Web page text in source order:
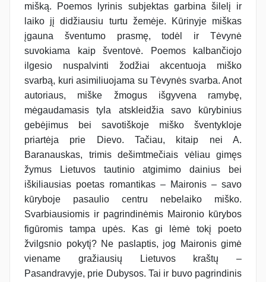
mišką. Poemos lyrinis subjektas garbina šilelį ir
laiko jį didžiausiu turtu žemėje. Kūrinyje miškas
įgauna šventumo prasmę, todėl ir Tėvynė
suvokiama kaip šventovė. Poemos kalbančiojo
ilgesio nuspalvinti žodžiai akcentuoja miško
svarbą, kuri asimiliuojama su Tėvynės svarba. Anot
autoriaus, miške žmogus išgyvena ramybę,
mėgaudamasis tyla atskleidžia savo kūrybinius
gebėjimus bei savotiškoje miško šventykloje
priartėja prie Dievo. Tačiau, kitaip nei A.
Baranauskas, trimis dešimtmečiais vėliau gimęs
žymus Lietuvos tautinio atgimimo dainius bei
iškiliausias poetas romantikas – Maironis – savo
kūryboje pasaulio centru nebelaiko miško.
Svarbiausiomis ir pagrindinėmis Maironio kūrybos
figūromis tampa upės. Kas gi lėmė tokį poeto
žvilgsnio pokytį? Ne paslaptis, jog Maironis gimė
viename gražiausių Lietuvos kraštų –
Pasandravyje, prie Dubysos. Tai ir buvo pagrindinis